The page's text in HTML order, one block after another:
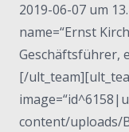
2019-06-07 um
name=“Ernst
Geschäftsführer,
[/
content/uploads/